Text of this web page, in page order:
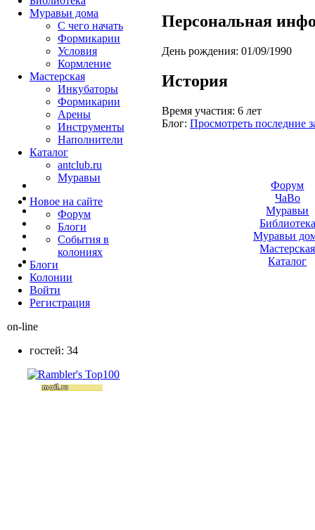
Персональная
День рождения: 01/09/1990
История
Время участия: 6 лет
Блог: Просмотреть последние
Муравьи дома
С чего начать
Формикарии
Условия
Кормление
Мастерская
Инкубаторы
Формикарии
Арены
Инструменты
Наполнители
Каталог
antclub.ru
Муравьи
Новое на сайте
Форум
Блоги
События в
колониях
Блоги
Колонии
Войти
Peгиcтpaция
on-line
гостей: 34
Форум
ЧаВо
Муравьи
Библиотека
Муравьи
Мастерская
Каталог